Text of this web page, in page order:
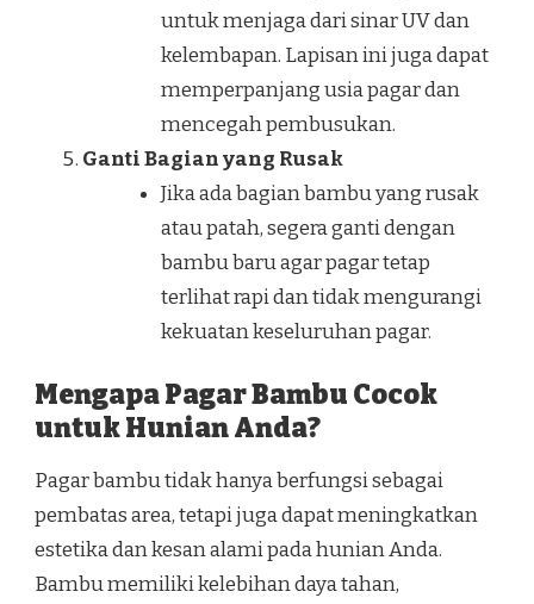
untuk menjaga dari sinar UV dan
kelembapan. Lapisan ini juga dapat
memperpanjang usia pagar dan
mencegah pembusukan.
Ganti Bagian yang Rusak
Jika ada bagian bambu yang rusak
atau patah, segera ganti dengan
bambu baru agar pagar tetap
terlihat rapi dan tidak mengurangi
kekuatan keseluruhan pagar.
Mengapa Pagar Bambu Cocok
untuk Hunian Anda?
Pagar bambu tidak hanya berfungsi sebagai
pembatas area, tetapi juga dapat meningkatkan
estetika dan kesan alami pada hunian Anda.
Bambu memiliki kelebihan daya tahan,